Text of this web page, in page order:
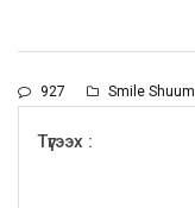
927 Smile Shuum
Түгээх :